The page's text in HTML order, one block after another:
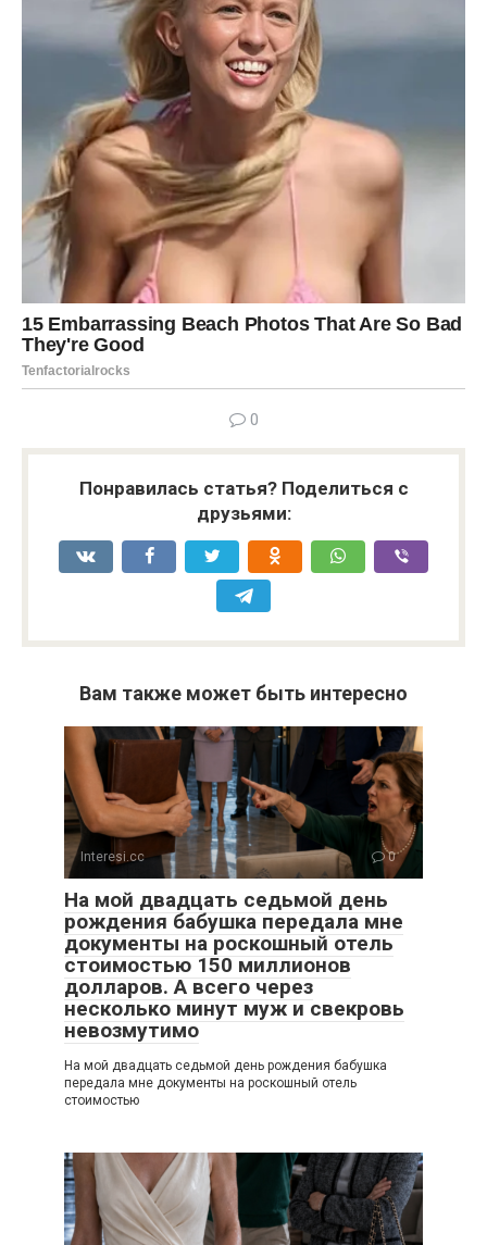
0
Понравилась статья? Поделиться с
друзьями:
Вам также может быть интересно
Interesi.cc 0
На мой двадцать седьмой день
рождения бабушка передала мне
документы на роскошный отель
стоимостью 150 миллионов
долларов. А всего через
несколько минут муж и свекровь
невозмутимо
На мой двадцать седьмой день рождения бабушка
передала мне документы на роскошный отель
стоимостью